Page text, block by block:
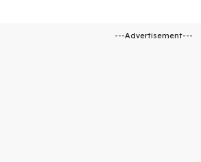
---Advertisement---